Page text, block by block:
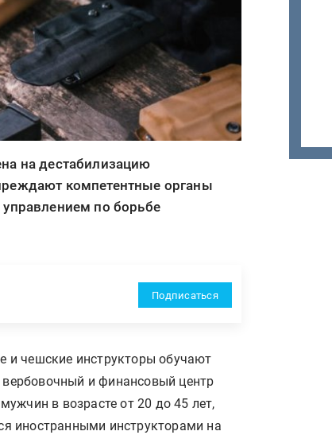
на дестабилизацию
компетентные органы
по борьбе
Подписаться
и чешские инструкторы обучают
вербовочный и финансовый центр
в возрасте от 20 до 45 лет,
иностранными инструкторами на